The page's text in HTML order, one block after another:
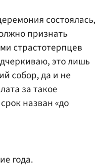
состоялась,
признать
страстотерпцев
это лишь
собор, да и не
за такое
назван «до
года.